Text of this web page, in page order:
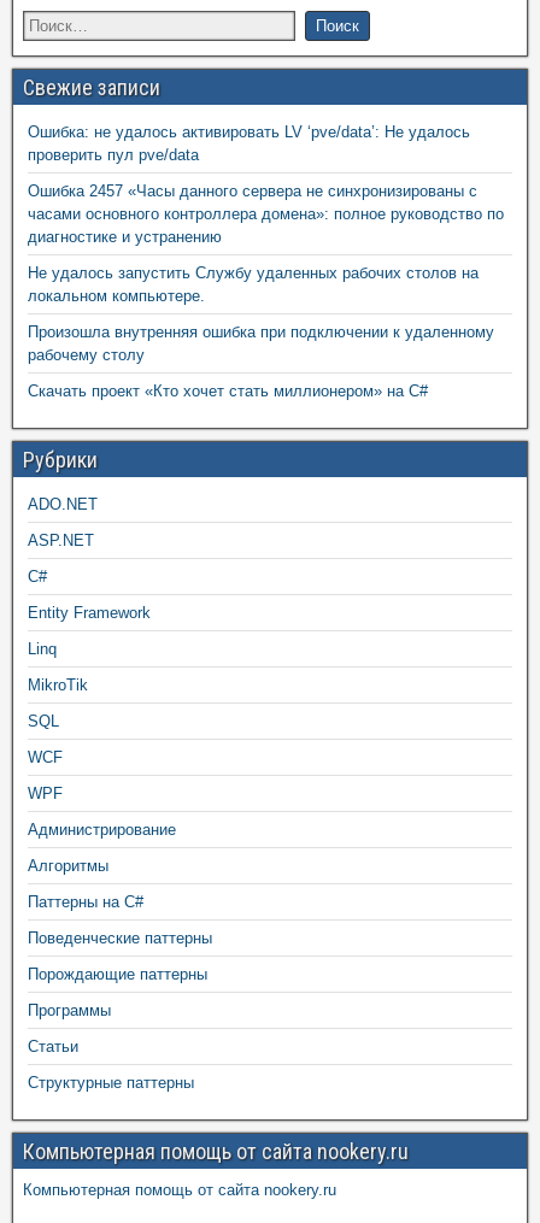
Свежие записи
Ошибка: не удалось активировать LV ‘pve/data’: Не удалось
проверить пул pve/data
Ошибка 2457 «Часы данного сервера не синхронизированы с
часами основного контроллера домена»: полное руководство по
диагностике и устранению
Не удалось запустить Службу удаленных рабочих столов на
локальном компьютере.
Произошла внутренняя ошибка при подключении к удаленному
рабочему столу
Скачать проект «Кто хочет стать миллионером» на C#
Рубрики
ADO.NET
ASP.NET
C#
Entity Framework
Linq
MikroTik
SQL
WCF
WPF
Администрирование
Алгоритмы
Паттерны на C#
Поведенческие паттерны
Порождающие паттерны
Программы
Статьи
Структурные паттерны
Компьютерная помощь от сайта nookery.ru
Компьютерная помощь от сайта nookery.ru